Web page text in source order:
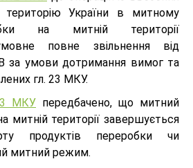
України в митному
на митній території
повне звільнення від
за умови дотримання вимог та
гл. 23 МКУ.
МКУ передбачено, що митний
митній території завершується
продуктів переробки чи
митний режим.